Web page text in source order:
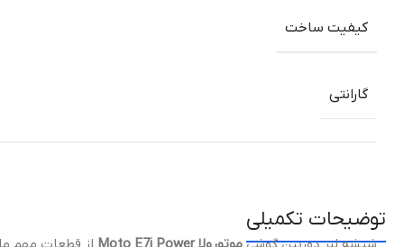
کیفیت ساخت
گارانتی
توضیحات تکمیلی